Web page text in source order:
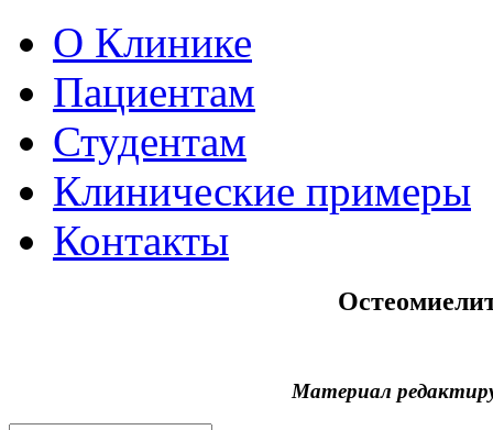
О Клинике
Пациентам
Студентам
Клинические примеры
Контакты
Материал